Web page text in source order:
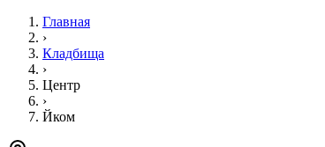
Главная
›
Кладбища
›
Центр
›
Йком